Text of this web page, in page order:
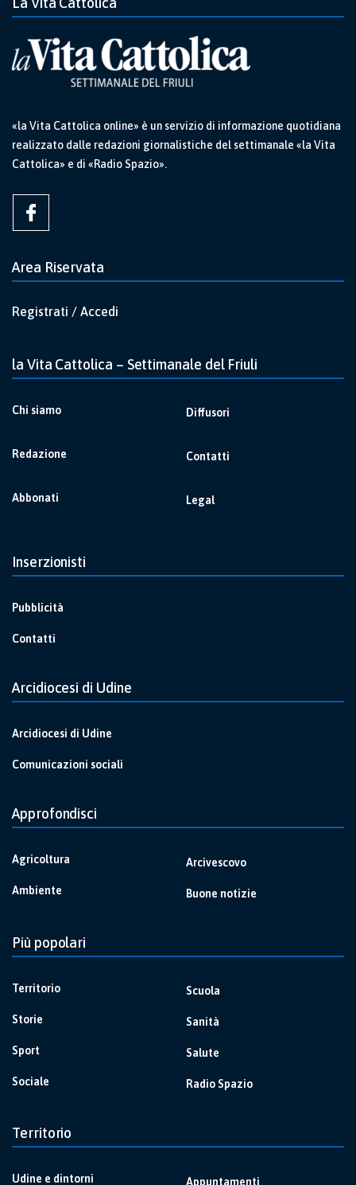
«la Vita Cattolica online» è un servizio di informazione quotidiana
realizzato dalle redazioni giornalistiche del settimanale «la Vita
Cattolica» e di «Radio Spazio».
Area Riservata
Registrati / Accedi
la Vita Cattolica – Settimanale del Friuli
Chi siamo
Redazione
Abbonati
Diffusori
Contatti
Legal
Inserzionisti
Pubblicità
Contatti
Arcidiocesi di Udine
Arcidiocesi di Udine
Comunicazioni sociali
Approfondisci
Agricoltura
Ambiente
Arcivescovo
Buone notizie
Più popolari
Territorio
Storie
Sport
Sociale
Scuola
Sanità
Salute
Radio Spazio
Territorio
Udine e dintorni Appuntamenti